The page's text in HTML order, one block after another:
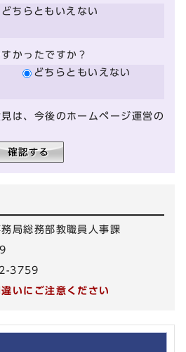
どちらともいえない
かったですか？
どちらともいえない
は、今後のホームページ運営の
局総務部教職員人事課
3759
いにご注意ください